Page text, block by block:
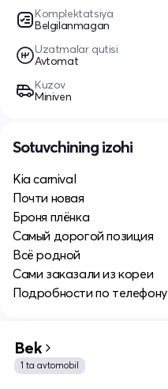
Komplektatsiya
Belgilanmagan
Uzatmalar qutisi
Avtomat
Kuzov
Miniven
Sotuvchining izohi
Kia carnival
Почти новая
Броня плёнка
Самый дорогой позиция
Всё родной
Сами заказали из кореи
Подробности по телефону
Bek
1 ta avtomobil